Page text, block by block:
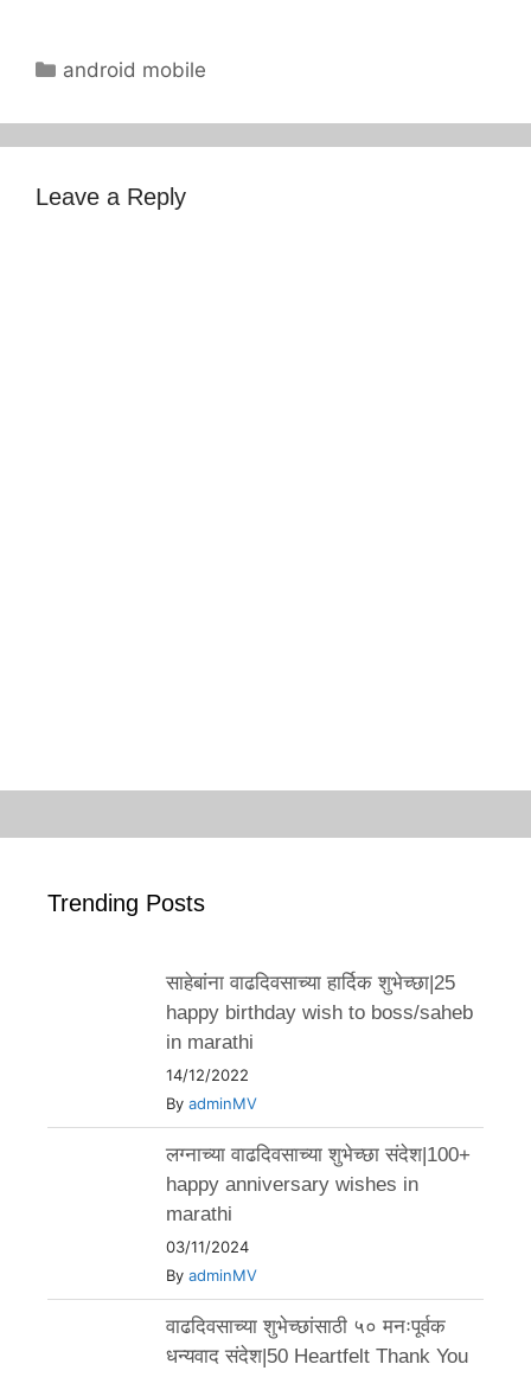
Categories
android mobile
Leave a Reply
Trending Posts
साहेबांना वाढदिवसाच्या हार्दिक शुभेच्छा|25
happy birthday wish to boss/saheb
in marathi
14/12/2022
By adminMV
लग्नाच्या वाढदिवसाच्या शुभेच्छा संदेश|100+
happy anniversary wishes in
marathi
03/11/2024
By adminMV
वाढदिवसाच्या शुभेच्छांसाठी ५० मनःपूर्वक
धन्यवाद संदेश|50 Heartfelt Thank You